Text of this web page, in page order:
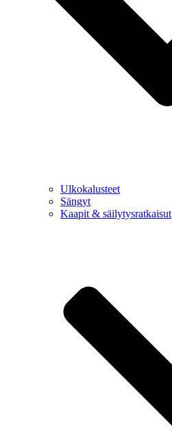
Ulkokalusteet
Sängyt
Kaapit & säilytysratkaisut